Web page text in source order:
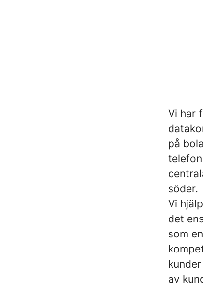
Vi har
på
söder.
Vi
det
som
av